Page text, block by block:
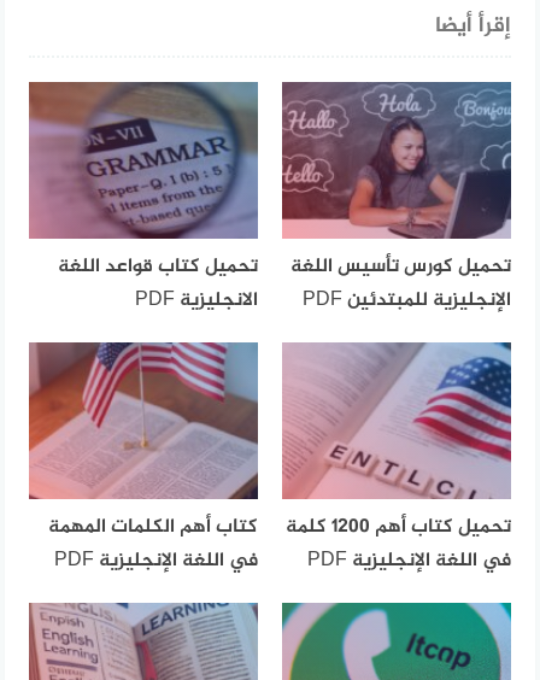
إقرأ أيضا
تحميل كورس تأسيس اللغة
الإنجليزية للمبتدئين PDF
تحميل كتاب قواعد اللغة
الانجليزية PDF
تحميل كتاب أهم 1200 كلمة
في اللغة الإنجليزية PDF
كتاب أهم الكلمات المهمة
في اللغة الإنجليزية PDF